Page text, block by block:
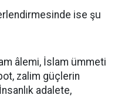
ise şu
âlemi, İslam ümmeti
zalim güçlerin
adalete,